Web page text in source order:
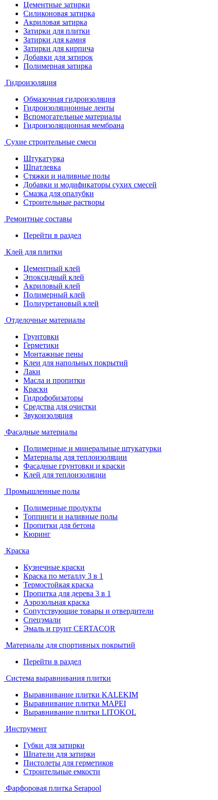
Цементные затирки
Силиконовая затирка
Акриловая затирка
Затирки для плитки
Затирки для камня
Затирки для кирпича
Добавки для затирок
Полимерная затирка
Гидроизоляция
Обмазочная гидроизоляция
Гидроизоляционные ленты
Вспомогательные материалы
Гидроизоляционная мембрана
Сухие строительные смеси
Штукатурка
Шпатлевка
Стяжки и наливные полы
Добавки и модификаторы сухих смесей
Смазка для опалубки
Строительные растворы
Ремонтные составы
Перейти в раздел
Клей для плитки
Цементный клей
Эпоксидный клей
Акриловый клей
Полимерный клей
Полиуретановый клей
Отделочные материалы
Грунтовки
Герметики
Монтажные пены
Клеи для напольных покрытий
Лаки
Масла и пропитки
Краски
Гидрофобизаторы
Средства для очистки
Звукоизоляция
Фасадные материалы
Полимерные и минеральные штукатурки
Материалы для теплоизоляции
Фасадные грунтовки и краски
Клей для теплоизоляции
Промышленные полы
Полимерные продукты
Топпинги и наливные полы
Пропитки для бетона
Кюринг
Краска
Кузнечные краски
Краска по металлу 3 в 1
Термостойкая краска
Пропитка для дерева 3 в 1
Аэрозольная краска
Сопутствующие товары и отвердители
Спецэмали
Эмаль и грунт CERTACOR
Материалы для спортивных покрытий
Перейти в раздел
Система выравнивания плитки
Выравнивание плитки KALEKIM
Выравнивание плитки MAPEI
Выравнивание плитки LITOKOL
Инструмент
Губки для затирки
Шпатели для затирки
Пистолеты для герметиков
Строительные емкости
Фарфоровая плитка Serapool